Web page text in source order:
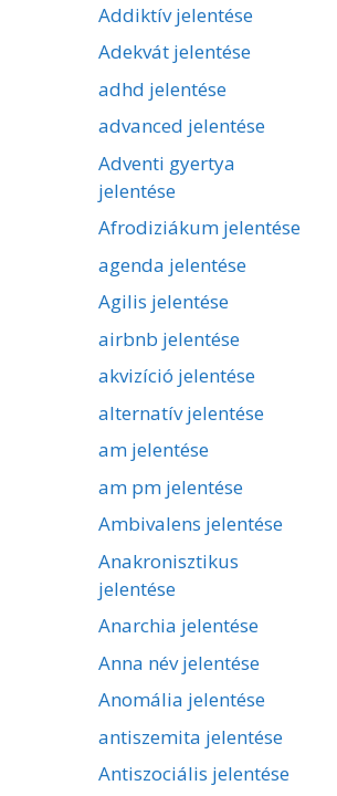
Addiktív jelentése
Adekvát jelentése
adhd jelentése
advanced jelentése
Adventi gyertya
jelentése
Afrodiziákum jelentése
agenda jelentése
Agilis jelentése
airbnb jelentése
akvizíció jelentése
alternatív jelentése
am jelentése
am pm jelentése
Ambivalens jelentése
Anakronisztikus
jelentése
Anarchia jelentése
Anna név jelentése
Anomália jelentése
antiszemita jelentése
Antiszociális jelentése